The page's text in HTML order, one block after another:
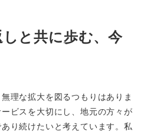
と共に歩む、今
理な拡大を図るつもりはありま
ビスを大切にし、地元の方々が
り続けたいと考えています。私